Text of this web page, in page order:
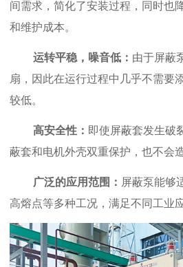
间需求，简化了安装过程，同时也
和维护成本。
运转平稳，噪音低： 由于屏蔽
扇，因此在运行过程中几乎不需要
较低。
高安全性： 即使屏蔽套发生破
蔽套和电机外壳双重保护，也不会
广泛的应用范围： 屏蔽泵能够
高熔点等多种工况，满足不同工业